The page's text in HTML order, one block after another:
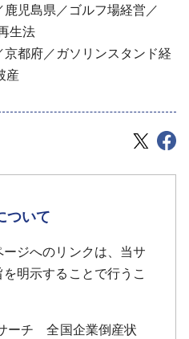
児島県／ゴルフ場経営／
生法
京都府／ガソリンスタンド経
産
ついて
ジへのリンクは、当サ
明示することで行うこ
ーチ 全国企業倒産状